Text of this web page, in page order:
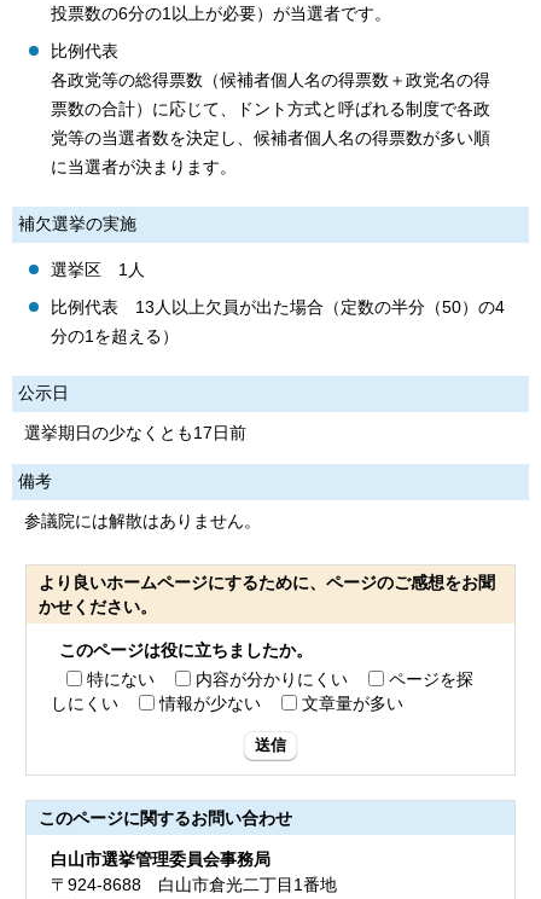
投票数の6分の1以上が必要）が当選者です。
比例代表
各政党等の総得票数（候補者個人名の得票数＋政党名の得
票数の合計）に応じて、ドント方式と呼ばれる制度で各政
党等の当選者数を決定し、候補者個人名の得票数が多い順
に当選者が決まります。
補欠選挙の実施
選挙区 1人
比例代表 13人以上欠員が出た場合（定数の半分（50）の4
分の1を超える）
公示日
選挙期日の少なくとも17日前
備考
参議院には解散はありません。
より良いホームページにするために、ページのご感想をお聞
かせください。
このページは役に立ちましたか。
特にない
内容が分かりにくい
ページを探
しにくい
情報が少ない 文章量が多い
送信
このページに関するお問い合わせ
白山市選挙管理委員会事務局
〒924-8688 白山市倉光二丁目1番地